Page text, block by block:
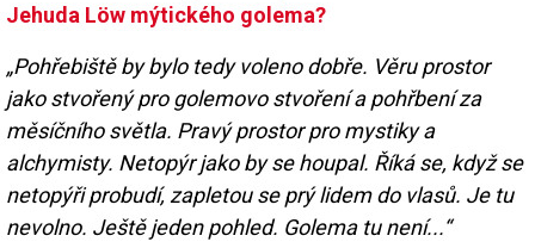
Jehuda Löw mýtického golema?
„Pohřebiště by bylo tedy voleno dobře. Věru prostor
jako stvořený pro golemovo stvoření a pohřbení za
měsíčního světla. Pravý prostor pro mystiky a
alchymisty. Netopýr jako by se houpal. Říká se, když se
netopýři probudí, zapletou se prý lidem do vlasů. Je tu
nevolno. Ještě jeden pohled. Golema tu není...“